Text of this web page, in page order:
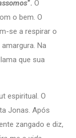
“. O
o bem. O
se a respirar o
Na
que sua
espiritual. O
Jonas. Após
zangado e diz,